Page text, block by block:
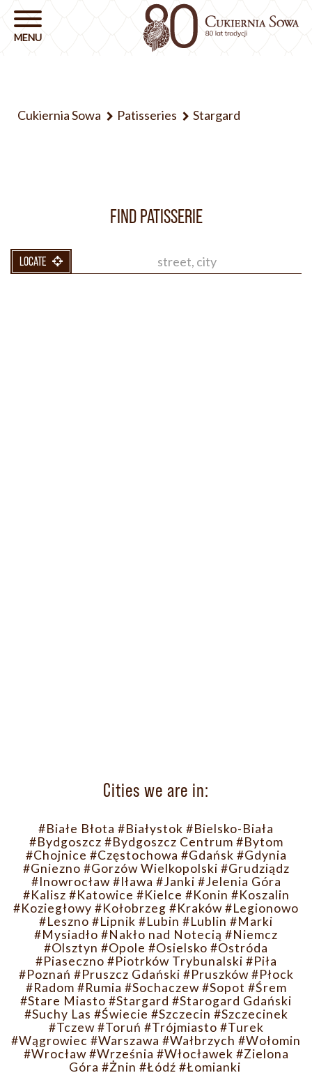
Cukiernia Sowa Patisseries Stargard
FIND PATISSERIE
LOCATE
Cities we are in:
#Białe Błota #Białystok #Bielsko-Biała
#Bydgoszcz #Bydgoszcz Centrum #Bytom
#Chojnice #Częstochowa #Gdańsk #Gdynia
#Gniezno #Gorzów Wielkopolski #Grudziądz
#Inowrocław #Iława #Janki #Jelenia Góra
#Kalisz #Katowice #Kielce #Konin #Koszalin
#Koziegłowy #Kołobrzeg #Kraków#Legionowo
#Leszno #Lipnik #Lubin #Lublin #Marki
#Mysiadło #Nakło nad Notecią #Niemcz
#Olsztyn #Opole #Osielsko #Ostróda
#Piaseczno #Piotrków Trybunalski #Piła
#Poznań #Pruszcz Gdański #Pruszków #Płock
#Radom #Rumia #Sochaczew #Sopot #Śrem
#Stare Miasto #Stargard #Starogard Gdański
#Suchy Las #Świecie #Szczecin #Szczecinek
#Tczew #Toruń #Trójmiasto #Turek
#Wągrowiec #Warszawa #Wałbrzych #Wołomin
#Wrocław #Września #Włocławek #Zielona
Góra #Żnin #Łódź #Łomianki